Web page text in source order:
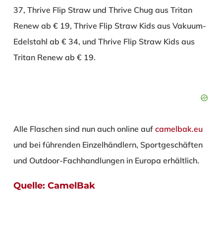
37, Thrive Flip Straw und Thrive Chug aus Tritan
Renew ab € 19, Thrive Flip Straw Kids aus Vakuum-
Edelstahl ab € 34, und Thrive Flip Straw Kids aus
Tritan Renew ab € 19.
Alle Flaschen sind nun auch online auf camelbak.eu
und bei führenden Einzelhändlern, Sportgeschäften
und Outdoor-Fachhandlungen in Europa erhältlich.
Quelle: CamelBak